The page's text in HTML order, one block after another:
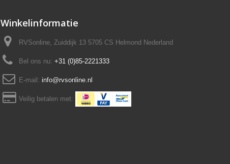
Winkelinformatie
RVSonline, Zuiddijk 13 5705 CS Helmond Nederland
Bel ons nu: +31 (0)85-2221333
E-mail: info@rvsonline.nl
Veilig betalen met: